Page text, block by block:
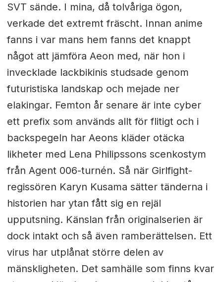
SVT sände. I mina, då tolvåriga ögon,
verkade det extremt fräscht. Innan anime
fanns i var mans hem fanns det knappt
något att jämföra Aeon med, när hon i
invecklade lackbikinis studsade genom
futuristiska landskap och mejade ner
elakingar. Femton år senare är inte cyber
ett prefix som används allt för flitigt och i
backspegeln har Aeons kläder otäcka
likheter med Lena Philipssons scenkostym
från Agent 006-turnén. Så när Girlfight-
regissören Karyn Kusama sätter tänderna i
historien har ytan fått sig en rejäl
upputsning. Känslan från originalserien är
dock intakt och så även ramberättelsen. Ett
virus har utplånat större delen av
mänskligheten. Det samhälle som finns kvar